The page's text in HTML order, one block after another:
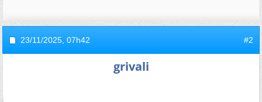
23/11/2025, 07h42 #2
grivali